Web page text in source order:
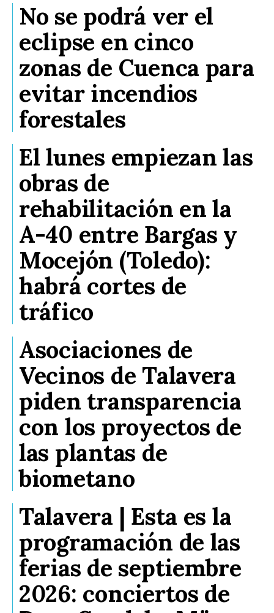
No se podrá ver el
eclipse en cinco
zonas de Cuenca para
evitar incendios
forestales
El lunes empiezan las
obras de
rehabilitación en la
A-40 entre Bargas y
Mocejón (Toledo):
habrá cortes de
tráfico
Asociaciones de
Vecinos de Talavera
piden transparencia
con los proyectos de
las plantas de
biometano
Talavera | Esta es la
programación de las
ferias de septiembre
2026: conciertos de